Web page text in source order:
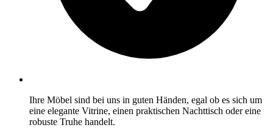
Ihre Möbel sind bei uns in guten Händen, egal ob es sich um
eine elegante Vitrine, einen praktischen Nachttisch oder eine
robuste Truhe handelt.